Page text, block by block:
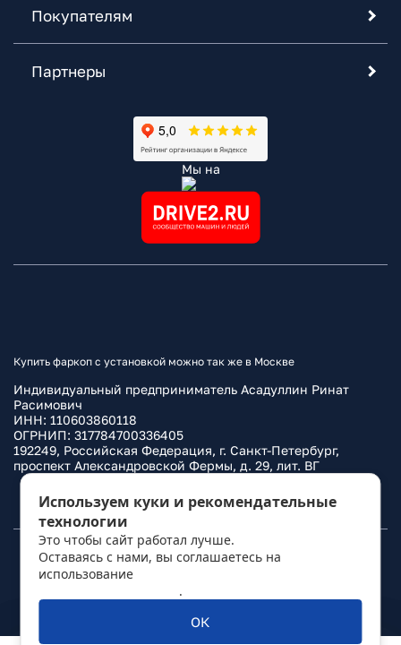
Покупателям
Партнеры
Мы на
Купить фаркоп с установкой можно так же в Москве
Индивидуальный предприниматель Асадуллин Ринат
Расимович
ИНН: 110603860118
ОГРНИП: 317784700336405
192249, Российская Федерация, г. Санкт-Петербург,
проспект Александровской Фермы, д. 29, лит. ВГ
Политика конфиденциальности
© 2010– 2026Фаркоп.ру
Используем куки и рекомендательные
технологии
Это чтобы сайт работал лучше.
Оставаясь с нами, вы соглашаетесь на
использование
.
ОК